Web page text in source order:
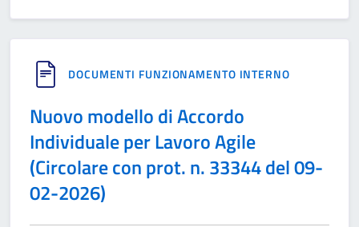
DOCUMENTI FUNZIONAMENTO INTERNO
Nuovo modello di Accordo
Individuale per Lavoro Agile
(Circolare con prot. n. 33344 del 09-
02-2026)